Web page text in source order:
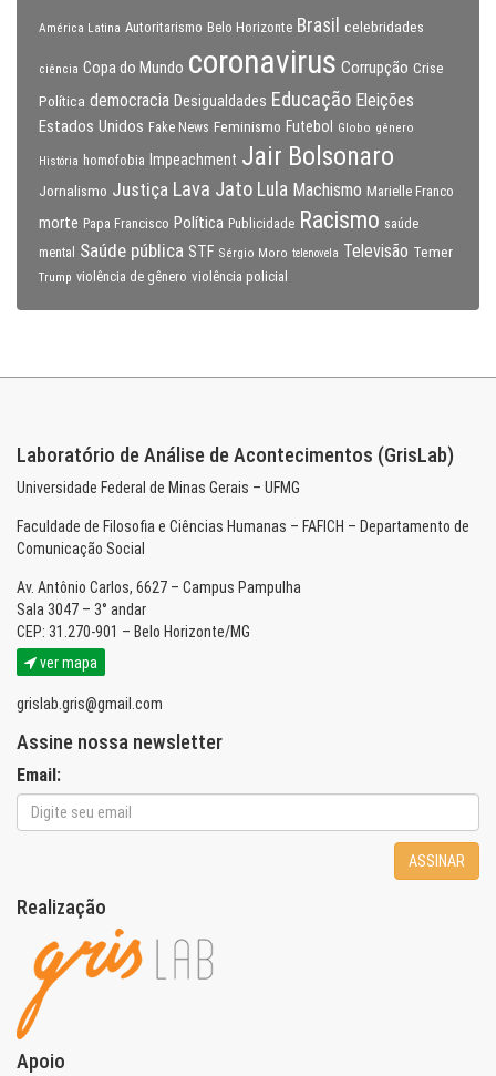
América Latina Autoritarismo Belo Horizonte Brasil celebridades
ciência Copa do Mundo coronavirus Corrupção Crise
Política democracia Desigualdades Educação Eleições
Estados Unidos Fake News Feminismo Futebol Globo gênero
História homofobia Impeachment Jair Bolsonaro
Jornalismo Justiça Lava Jato Lula Machismo Marielle Franco
morte Papa Francisco Política Publicidade Racismo saúde
mental
Saúde pública STF Sérgio Moro telenovela Televisão Temer
Trump violência de gênero violência policial
Laboratório de Análise de Acontecimentos (GrisLab)
Universidade Federal de Minas Gerais – UFMG
Faculdade de Filosofia e Ciências Humanas – FAFICH – Departamento de
Comunicação Social
Av. Antônio Carlos, 6627 – Campus Pampulha
Sala 3047 – 3° andar
CEP: 31.270-901 – Belo Horizonte/MG
ver mapa
grislab.gris@gmail.com
Assine nossa newsletter
Email:
ASSINAR
Realização
Apoio